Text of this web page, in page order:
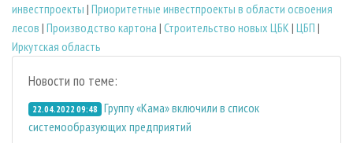
инвестпроекты | Приоритетные инвестпроекты в области освоения
лесов | Производство картона | Строительство новых ЦБК | ЦБП |
Иркутская область
Новости по теме:
22.04.2022 09:48 Группу «Кама» включили в список
системообразующих предприятий